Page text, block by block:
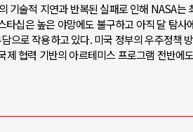
기술적 지연과 반복된 실패로 인해 NASA는
십은 높은 야망에도 불구하고 아직 달 탐사
으로 작용하고 있다. 미국 정부의 우주정책
협력 기반의 아르테미스 프로그램 전반에